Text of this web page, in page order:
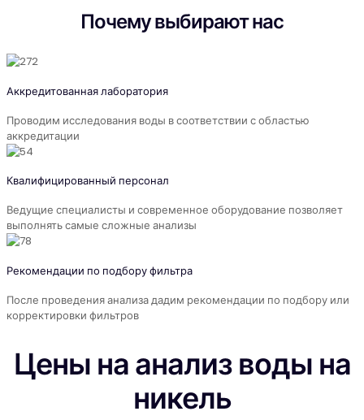
Почему выбирают нас
Аккредитованная лаборатория
Проводим исследования воды в соответствии с областью
аккредитации
Квалифицированный персонал
Ведущие специалисты и современное оборудование позволяет
выполнять самые сложные анализы
Рекомендации по подбору фильтра
После проведения анализа дадим рекомендации по подбору или
корректировки фильтров
Цены на анализ воды на
никель